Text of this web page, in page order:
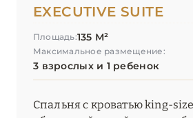
EXECUTIVE SUITE
Площадь:135 М²
Максимальное размещение:
3 взрослых и 1 ребенок
Спальня с кроватью king-